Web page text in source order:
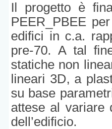
Il progetto è
PEER_PBEE
edifici in c.a.
pre-70. A tal
statiche non
lineari 3D, a
su base
attese al variare
dell’edificio.